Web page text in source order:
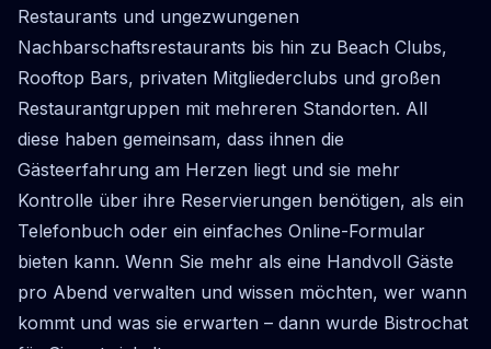
Restaurants und ungezwungenen
Nachbarschaftsrestaurants bis hin zu Beach Clubs,
Rooftop Bars, privaten Mitgliederclubs und großen
Restaurantgruppen mit mehreren Standorten. All
diese haben gemeinsam, dass ihnen die
Gästeerfahrung am Herzen liegt und sie mehr
Kontrolle über ihre Reservierungen benötigen, als ein
Telefonbuch oder ein einfaches Online-Formular
bieten kann. Wenn Sie mehr als eine Handvoll Gäste
pro Abend verwalten und wissen möchten, wer wann
kommt und was sie erwarten – dann wurde Bistrochat